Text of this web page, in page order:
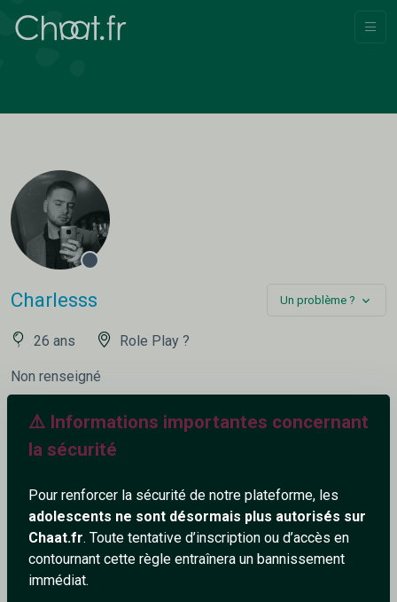
⚠️ Informations importantes concernant
la sécurité
Pour renforcer la sécurité de notre plateforme, les
adolescents ne sont désormais plus autorisés sur
Chaat.fr. Toute tentative d’inscription ou d’accès en
contournant cette règle entraînera un bannissement
immédiat.
Charlesss Un problème ?
26 ans Role Play ?
Non renseigné
393+
Ajouter un commentaire (0) Tchatter
Le profil n'a pas encore de commentaire.